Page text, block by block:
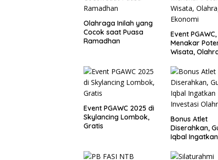
Olahraga Inilah yang
Cocok saat Puasa
Ramadhan
Event PGAWC,
Menakar
Wisata,
Event PGAWC 2025 di
Skylancing Lombok,
Gratis
Bonus Atlet
Diserahkan,
Iqbal Ingatkan